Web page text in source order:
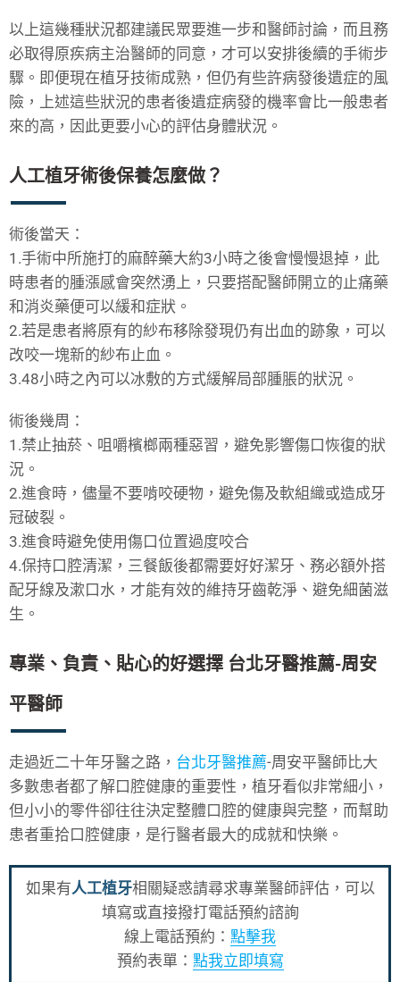
以上這幾種狀況都建議民眾要進一步和醫師討論，而且務
必取得原疾病主治醫師的同意，才可以安排後續的手術步
驟。即便現在植牙技術成熟，但仍有些許病發後遺症的風
險，上述這些狀況的患者後遺症病發的機率會比一般患者
來的高，因此更要小心的評估身體狀況。
人工植牙術後保養怎麼做？
術後當天：
1.手術中所施打的麻醉藥大約3小時之後會慢慢退掉，此
時患者的腫漲感會突然湧上，只要搭配醫師開立的止痛藥
和消炎藥便可以緩和症狀。
2.若是患者將原有的紗布移除發現仍有出血的跡象，可以
改咬一塊新的紗布止血。
3.48小時之內可以冰敷的方式緩解局部腫脹的狀況。
術後幾周：
1.禁止抽菸、咀嚼檳榔兩種惡習，避免影響傷口恢復的狀
況。
2.進食時，儘量不要啃咬硬物，避免傷及軟組織或造成牙
冠破裂。
3.進食時避免使用傷口位置過度咬合
4.保持口腔清潔，三餐飯後都需要好好潔牙、務必額外搭
配牙線及漱口水，才能有效的維持牙齒乾淨、避免細菌滋
生。
專業、負責、貼心的好選擇 台北牙醫推薦-周安
平醫師
走過近二十年牙醫之路， 台北牙醫推薦-周安平醫師比大
多數患者都了解口腔健康的重要性，植牙看似非常細小，
但小小的零件卻往往決定整體口腔的健康與完整，而幫助
患者重拾口腔健康，是行醫者最大的成就和快樂。
如果有人工植牙相關疑惑請尋求專業醫師評估，可以
填寫或直接撥打電話預約諮詢
線上電話預約： 點擊我
預約表單： 點我立即填寫